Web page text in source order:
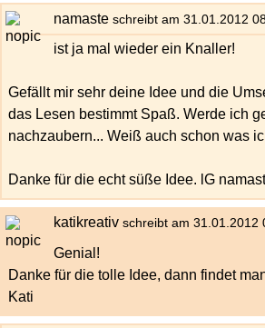
namaste schreibt am 31.01.2012
ist ja mal wieder ein Knaller!
Gefällt mir sehr deine Idee und die
das Lesen bestimmt Spaß. Werde ich
nachzaubern... Weiß auch schon was
Danke für die echt süße Idee. lG
katikreativ schreibt am 31.01.2012
Genial!
Danke für die tolle Idee, dann findet
Kati